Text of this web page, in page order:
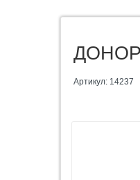
Артикул: 14237